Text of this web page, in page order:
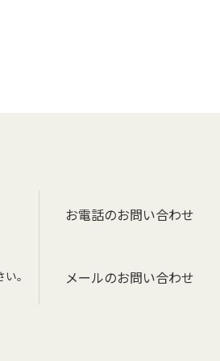
。
お電話のお問い合わせ
メールのお問い合わせ